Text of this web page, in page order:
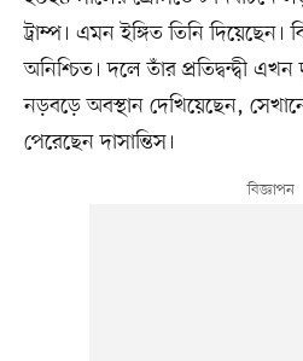
ট্রাম্প। এমন ইঙ্গিত তিনি দিয়েছেন।
অনিশ্চিত। দলে তাঁর প্রতিদ্বন্দ্বী এখন
নড়বড়ে অবস্থান দেখিয়েছেন,
পেরেছেন দাসান্তিস।